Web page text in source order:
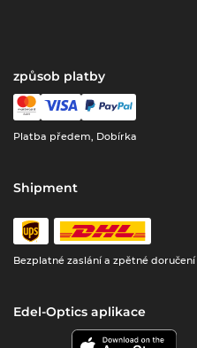
způsob platby
Platba předem, Dobírka
Shipment
Bezplatné zaslání a zpětné doručení
Edel-Optics aplikace